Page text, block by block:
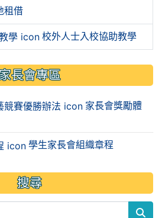
租借
校外人士入校協助教學
長會專區
家長會獎勵體
學生家長會組織章程
搜尋